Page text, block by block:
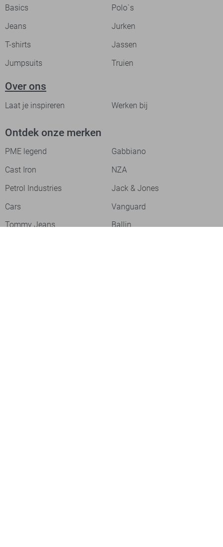
Basics
Polo`s
Jeans
Jurken
T-shirts
Jassen
Jumpsuits
Truien
Over ons
Laat je inspireren Werken bij
Ontdek onze merken
PME legend
Gabbiano
Cast Iron
NZA
Petrol Industries
Jack & Jones
Cars
Vanguard
Tommy Jeans
Ballin